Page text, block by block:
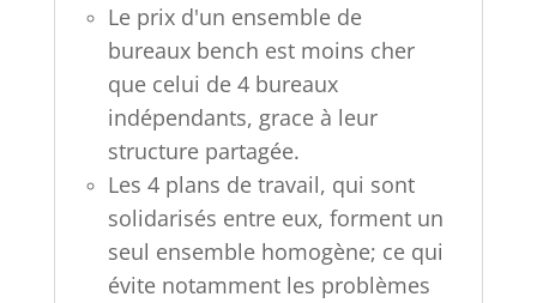
Le prix d'un ensemble de
bureaux bench est moins cher
que celui de 4 bureaux
indépendants, grace à leur
structure partagée.
Les 4 plans de travail, qui sont
solidarisés entre eux, forment un
seul ensemble homogène; ce qui
évite notamment les problèmes